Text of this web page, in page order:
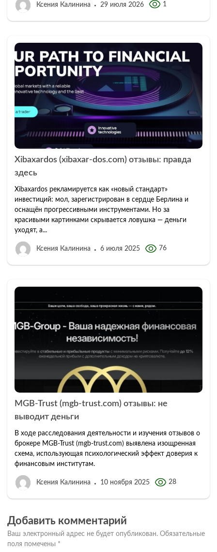
Ксения Калинина 29 июля 2026 1
Xibaxardos (xibaxar-dos.com) отзывы: правда
здесь
Xibaxardos рекламируется как «новый стандарт»
инвестиций: мол, зарегистрирован в сердце Берлина и
оснащён прогрессивными инструментами. Но за
красивыми картинками скрывается ловушка — деньги
уходят, а...
Ксения Калинина 6 июля 2025 76
MGB-Trust (mgb-trust.com) отзывы: не
выводит деньги
В ходе расследования деятельности и изучения отзывов о
брокере MGB-Trust (mgb-trust.com) выявлена изощренная
схема, использующая психологический эффект доверия к
финансовым институтам.
Ксения Калинина 10 ноября 2025 28
Добавить комментарий
Ваш электронный адрес не будет опубликован. Обязательные
поля помечены *